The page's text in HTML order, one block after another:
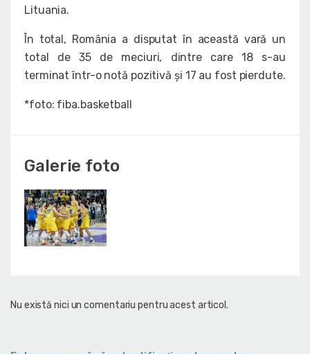
Lituania.
În total, România a disputat în această vară un
total de 35 de meciuri, dintre care 18 s-au
terminat într-o notă pozitivă și 17 au fost pierdute.
*foto: fiba.basketball
Galerie foto
Nu există nici un comentariu pentru acest articol.